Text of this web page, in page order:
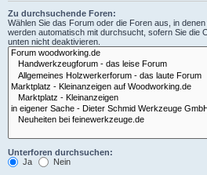
Zu durchsuchende Foren:
Wählen Sie das Forum oder die Foren aus, in
werden automatisch mit durchsucht, sofern Sie die
unten nicht deaktivieren.
Unterforen durchsuchen:
Ja
Nein